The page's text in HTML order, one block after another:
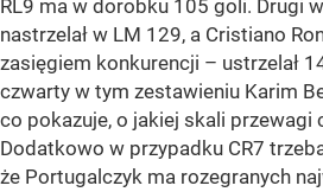
RL9 ma w dorobku 105 goli. Drugi
nastrzelał w LM 129, a Cristiano
zasięgiem konkurencji – ustrzelał
czwarty w tym zestawieniu Karim
co pokazuje, o jakiej skali przewagi
Dodatkowo w przypadku CR7
że Portugalczyk ma rozegranych